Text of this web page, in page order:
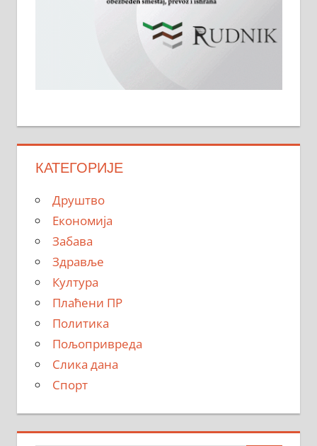
КАТЕГОРИЈЕ
Друштво
Економија
Забава
Здравље
Култура
Плаћени ПР
Политика
Пољопривреда
Слика дана
Спорт